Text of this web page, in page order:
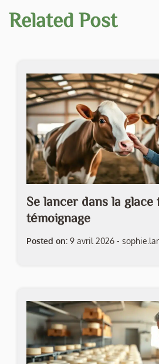
Related Post
Se lancer dans la glace
témoignage
Posted on: 9 avril 2026 -